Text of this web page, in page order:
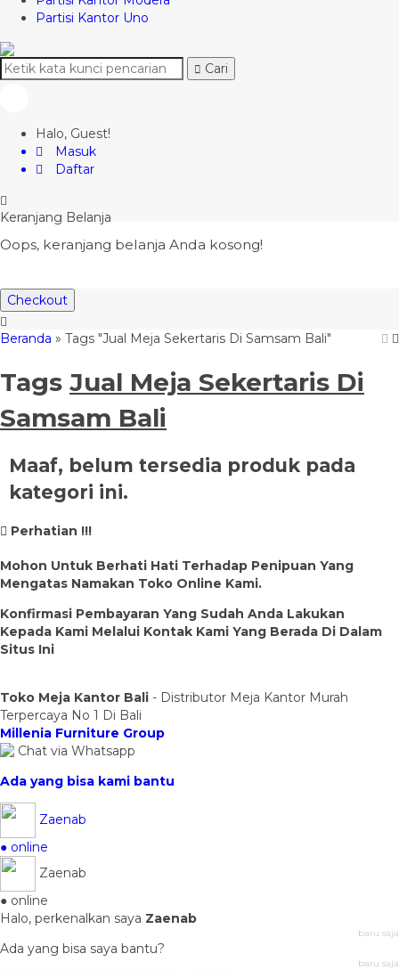
Partisi Kantor Uno
Cari
Halo, Guest!
Masuk
Daftar
Keranjang Belanja
Oops, keranjang belanja Anda kosong!
Checkout
Beranda » Tags "Jual Meja Sekertaris Di Samsam Bali"
Tags Jual Meja Sekertaris Di
Samsam Bali
Maaf, belum tersedia produk pada
kategori ini.
Perhatian !!!
Mohon Untuk Berhati Hati Terhadap Penipuan Yang
Mengatas Namakan Toko Online Kami.
Konfirmasi Pembayaran Yang Sudah Anda Lakukan
Kepada Kami Melalui Kontak Kami Yang Berada Di Dalam
Situs Ini
Toko Meja Kantor Bali - Distributor Meja Kantor Murah
Terpercaya No 1 Di Bali
Millenia Furniture Group
Chat via Whatsapp
Ada yang bisa kami bantu
Zaenab
● online
Zaenab
● online
Halo, perkenalkan saya Zaenab
baru saja
Ada yang bisa saya bantu?
baru saja